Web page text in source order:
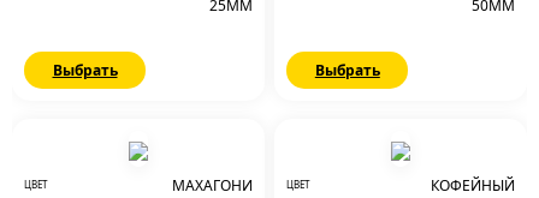
25ММ
Выбрать
50ММ
Выбрать
ЦВЕТ МАХАГОНИ ЦВЕТ КОФЕЙНЫЙ